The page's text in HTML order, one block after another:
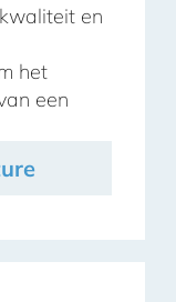
en
het
een